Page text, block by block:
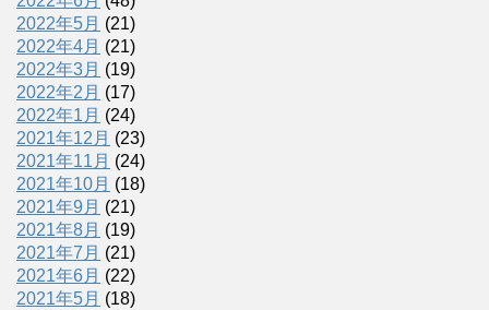
2022年5月 (21)
2022年4月 (21)
2022年3月 (19)
2022年2月 (17)
2022年1月 (24)
2021年12月 (23)
2021年11月 (24)
2021年10月 (18)
2021年9月 (21)
2021年8月 (19)
2021年7月 (21)
2021年6月 (22)
2021年5月 (18)